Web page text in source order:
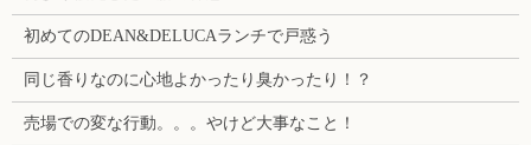
初めてのDEAN&DELUCAランチで戸惑う
同じ香りなのに心地よかったり臭かったり！？
売場での変な行動。。。やけど大事なこと！